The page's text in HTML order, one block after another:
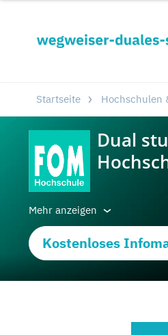
Startseite Hochschulen
Mehr anzeigen
Kostenloses